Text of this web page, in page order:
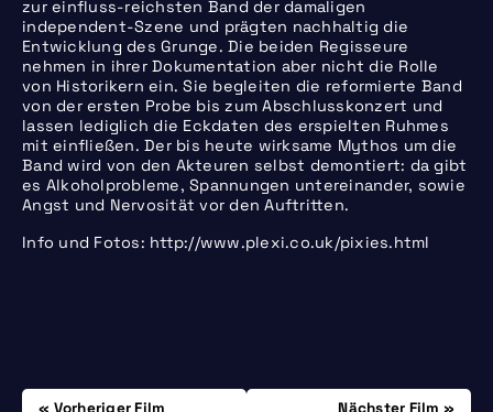
zur einfluss-reichsten Band der damaligen
independent-Szene und prägten nachhaltig die
Entwicklung des Grunge. Die beiden Regisseure
nehmen in ihrer Dokumentation aber nicht die Rolle
von Historikern ein. Sie begleiten die reformierte Band
von der ersten Probe bis zum Abschlusskonzert und
lassen lediglich die Eckdaten des erspielten Ruhmes
mit einfließen. Der bis heute wirksame Mythos um die
Band wird von den Akteuren selbst demontiert: da gibt
es Alkoholprobleme, Spannungen untereinander, sowie
Angst und Nervosität vor den Auftritten.
Info und Fotos: http://www.plexi.co.uk/pixies.html
Beitrags- Donnerstag, 05.04.
Vorheriger Film Freitag, 13.04.Nächster Film